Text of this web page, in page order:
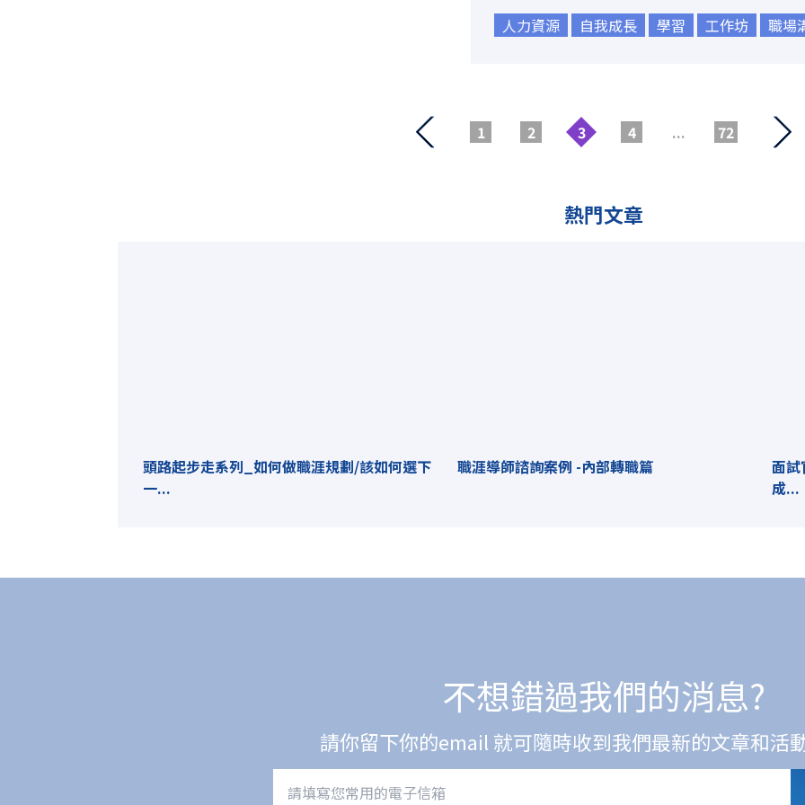
人力資源 自我成長 學習 工作坊 職場
1 2 3 4 ... 72
熱門文章
頭路起步走系列_如何做職涯規劃/該如何選下
一...
職涯導師諮詢案例 -內部轉職篇
面試
成...
不想錯過我們的消息?
請你留下你的email 就可隨時收到我們最新的文章和活